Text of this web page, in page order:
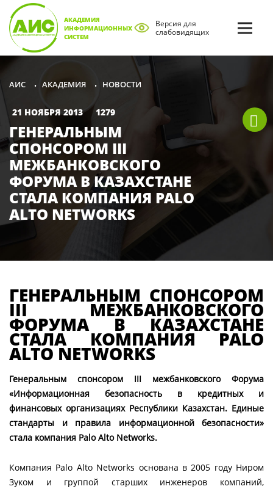
АКАДЕМИЯ
ИНФОРМАЦИОННЫХ
СИСТЕМ
Версия для
слабовидящих
АИС • АКАДЕМИЯ • НОВОСТИ
21 НОЯБРЯ 2013 1279
ГЕНЕРАЛЬНЫМ
СПОНСОРОМ III
МЕЖБАНКОВСКОГО
ФОРУМА В КАЗАХСТАНЕ
СТАЛА КОМПАНИЯ PALO
ALTO NETWORKS
ГЕНЕРАЛЬНЫМ СПОНСОРОМ
III МЕЖБАНКОВСКОГО
ФОРУМА В КАЗАХСТАНЕ
СТАЛА КОМПАНИЯ PALO
ALTO NETWORKS
Генеральным спонсором III межбанковского Форума
«Информационная безопасность в кредитных и
финансовых организациях Республики Казахстан. Единые
стандарты и правила информационной безопасности»
стала компания Palo Alto Networks.
Компания Palo Alto Networks основана в 2005 году Ниром
Зуком и группой старших инженеров компаний,